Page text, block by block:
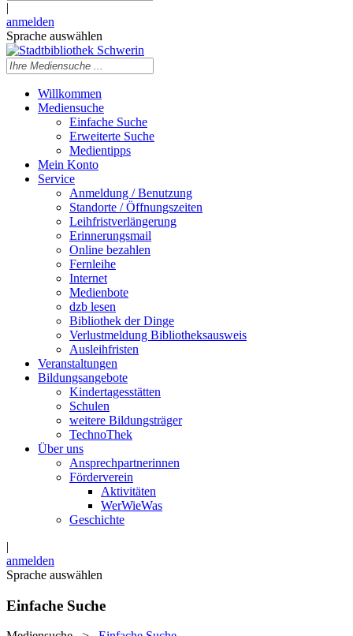
|
anmelden
Sprache auswählen
Willkommen
Mediensuche
Einfache Suche
Erweiterte Suche
Medientipps
Mein Konto
Service
Anmeldung / Benutzung
Standorte / Öffnungszeiten
Leihfristverlängerung
Erinnerungsmail
Online bezahlen
Fernleihe
Internet
Medienbote
dzb lesen
Bibliothek der Dinge
Verlustmeldung Bibliotheksausweis
Ausleihfristen
Veranstaltungen
Bildungsangebote
Kindertagesstätten
Schulen
weitere Bildungsträger
TechnoThek
Über uns
Ansprechpartnerinnen
Förderverein
Aktivitäten
WerWieWas
Geschichte
|
anmelden
Sprache auswählen
Einfache Suche